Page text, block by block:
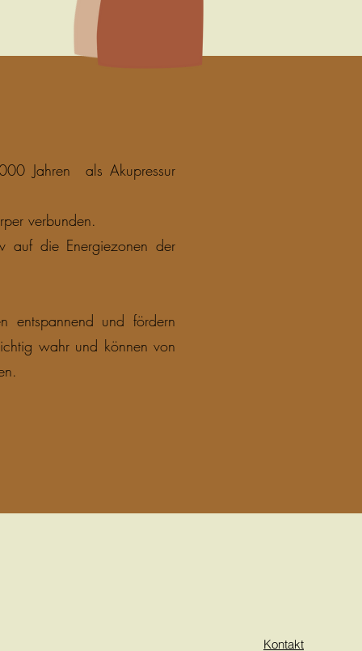
Jahren als Akupressur
verbunden.
auf die Energiezonen der
entspannend und fördern
wahr und können von
Kontakt